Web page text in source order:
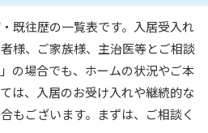
既往歴の一覧表です。入居受入れ
様、ご家族様、主治医等とご相談
の場合でも、ホームの状況やご本
は、入居のお受け入れや継続的な
もございます。まずは、ご相談く